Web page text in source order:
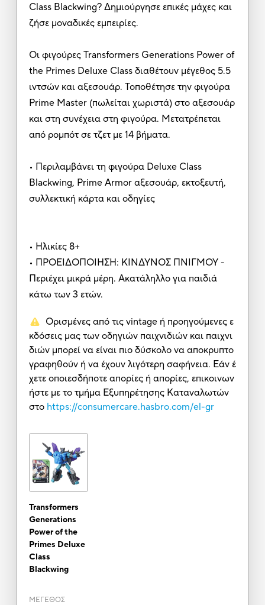
Class Blackwing? Δημιούργησε επικές μάχες και
ζήσε μοναδικές εμπειρίες.
Οι φιγούρες Transformers Generations Power of
the Primes Deluxe Class διαθέτουν μέγεθος 5.5
ιντσών και αξεσουάρ. Τοποθέτησε την φιγούρα
Prime Master (πωλείται χωριστά) στο αξεσουάρ
και στη συνέχεια στη φιγούρα. Μετατρέπεται
από ρομπότ σε τζετ με 14 βήματα.
• Περιλαμβάνει τη φιγούρα Deluxe Class
Blackwing, Prime Armor αξεσουάρ, εκτοξευτή,
συλλεκτική κάρτα και οδηγίες
• Ηλικίες 8+
• ΠΡΟΕΙΔΟΠΟΙΗΣΗ: ΚΙΝΔΥΝΟΣ ΠΝΙΓΜΟΥ -
Περιέχει μικρά μέρη. Ακατάληλλο για παιδιά
κάτω των 3 ετών.
Ορισμένες από τις vintage ή προηγούμενες ε
κδόσεις μας των οδηγιών παιχνιδιών και παιχνι
διών μπορεί να είναι πιο δύσκολο να αποκρυπτο
γραφηθούν ή να έχουν λιγότερη σαφήνεια. Εάν έ
χετε οποιεσδήποτε απορίες ή απορίες, επικοινων
ήστε με το τμήμα Εξυπηρέτησης Καταναλωτών
στο https://consumercare.hasbro.com/el-gr
Transformers
Generations
Power of the
Primes Deluxe
Class
Blackwing
ΜΕΓΕΘΟΣ